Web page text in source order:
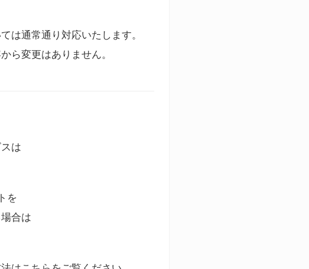
は通常通り対応いたします。
ら変更はありません。
は
を
合は